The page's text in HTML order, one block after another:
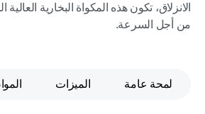
الانزلاق، تكون هذه المكواة البخارية
من أجل السرعة.
لمحة عامة الميزات